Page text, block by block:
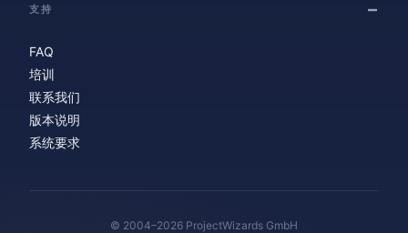
支持
FAQ
培训
联系我们
版本说明
系统要求
© 2004–2026 ProjectWizards GmbH